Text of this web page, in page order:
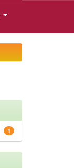
1